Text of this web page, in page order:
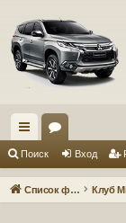
с
ы ум
Поиск Вход
Список форумов